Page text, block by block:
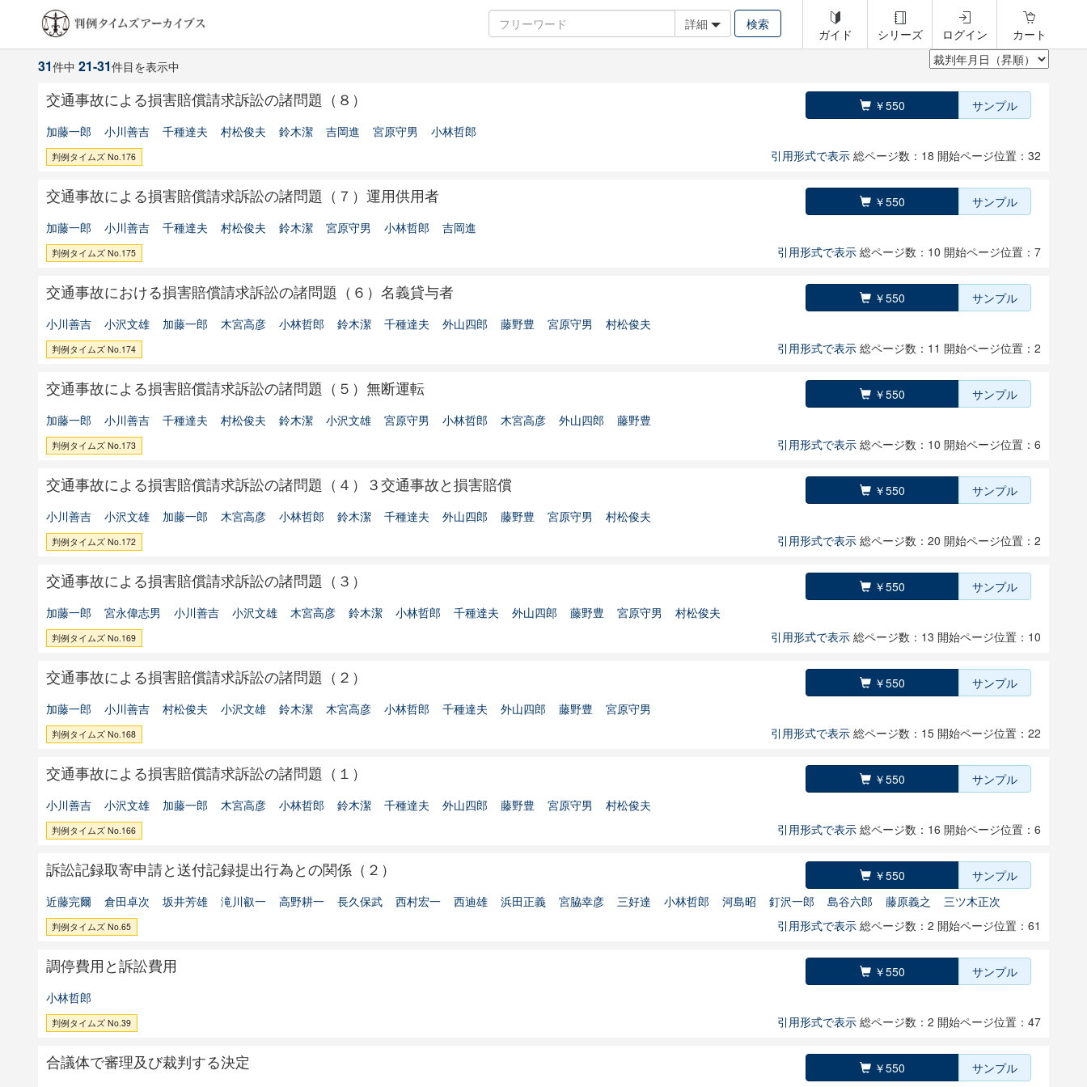
詳細
ガイド シリーズ ログイン カート
31件中 21-31件目を表示中
交通事故による損害賠償請求訴訟の諸問題（８） ￥550
サンプル
加藤一郎
小川善吉 千種達夫 村松俊夫 鈴木潔 吉岡進 宮原守男 小林哲郎
判例タイムズ No.176 引用形式で表示 総ページ数：18 開始ページ位置：32
交通事故による損害賠償請求訴訟の諸問題（７）運用供用者 ￥550
サンプル
加藤一郎
小川善吉 千種達夫 村松俊夫 鈴木潔 宮原守男 小林哲郎 吉岡進
判例タイムズ No.175 引用形式で表示 総ページ数：10 開始ページ位置：7
交通事故における損害賠償請求訴訟の諸問題（６）名義貸与者 ￥550
サンプル
小川善吉
小沢文雄 加藤一郎 木宮高彦 小林哲郎 鈴木潔 千種達夫 外山四郎 藤野豊 宮原守男 村松俊夫
判例タイムズ No.174 引用形式で表示 総ページ数：11 開始ページ位置：2
交通事故による損害賠償請求訴訟の諸問題（５）無断運転 ￥550
サンプル
加藤一郎
小川善吉 千種達夫 村松俊夫 鈴木潔 小沢文雄 宮原守男 小林哲郎 木宮高彦 外山四郎 藤野豊
判例タイムズ No.173 引用形式で表示 総ページ数：10 開始ページ位置：6
交通事故による損害賠償請求訴訟の諸問題（４）３交通事故と損害賠償 ￥550
サンプル
小川善吉
小沢文雄 加藤一郎 木宮高彦 小林哲郎 鈴木潔 千種達夫 外山四郎 藤野豊 宮原守男 村松俊夫
判例タイムズ No.172 引用形式で表示 総ページ数：20 開始ページ位置：2
交通事故による損害賠償請求訴訟の諸問題（３） ￥550
サンプル
加藤一郎
宮永偉志男 小川善吉 小沢文雄 木宮高彦 鈴木潔 小林哲郎 千種達夫 外山四郎 藤野豊 宮原守男 村松俊夫
判例タイムズ No.169 引用形式で表示 総ページ数：13 開始ページ位置：10
交通事故による損害賠償請求訴訟の諸問題（２） ￥550
サンプル
加藤一郎
小川善吉 村松俊夫 小沢文雄 鈴木潔 木宮高彦 小林哲郎 千種達夫 外山四郎 藤野豊 宮原守男
判例タイムズ No.168 引用形式で表示 総ページ数：15 開始ページ位置：22
交通事故による損害賠償請求訴訟の諸問題（１） ￥550
サンプル
小川善吉
小沢文雄 加藤一郎 木宮高彦 小林哲郎 鈴木潔 千種達夫 外山四郎 藤野豊 宮原守男 村松俊夫
判例タイムズ No.166 引用形式で表示 総ページ数：16 開始ページ位置：6
訴訟記録取寄申請と送付記録提出行為との関係（２） ￥550
サンプル
近藤完爾
倉田卓次 坂井芳雄 滝川叡一 高野耕一 長久保武 西村宏一 西迪雄 浜田正義 宮脇幸彦 三好達 小林哲郎 河島昭 釘沢一郎 島谷六郎 藤原義之 三ツ木正次
判例タイムズ No.65 引用形式で表示 総ページ数：2 開始ページ位置：61
調停費用と訴訟費用 ￥550
サンプル
小林哲郎
判例タイムズ No.39 引用形式で表示 総ページ数：2 開始ページ位置：47
合議体で審理及び裁判する決定 ￥550
サンプル